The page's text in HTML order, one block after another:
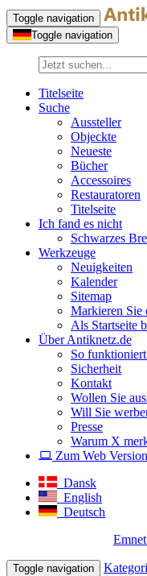
Toggle navigation
Toggle navigation
Titelseite
Suche
Aussteller
Objeckte
Neueste
Bücher
Accessoires
Restauratoren
Titelseite
Ich fand es nicht
Schwarzes
Werkzeuge
Neuigkeiten
Kalender
Sitemap
Markieren Sie
Als Startseite
Über Antiknetz.de
So funktioniert
Sicherheit
Kontakt
Wollen Sie
Will Sie
Presse
Warum X
Zum Web Version
Dansk
English
Deutsch
Toggle navigation